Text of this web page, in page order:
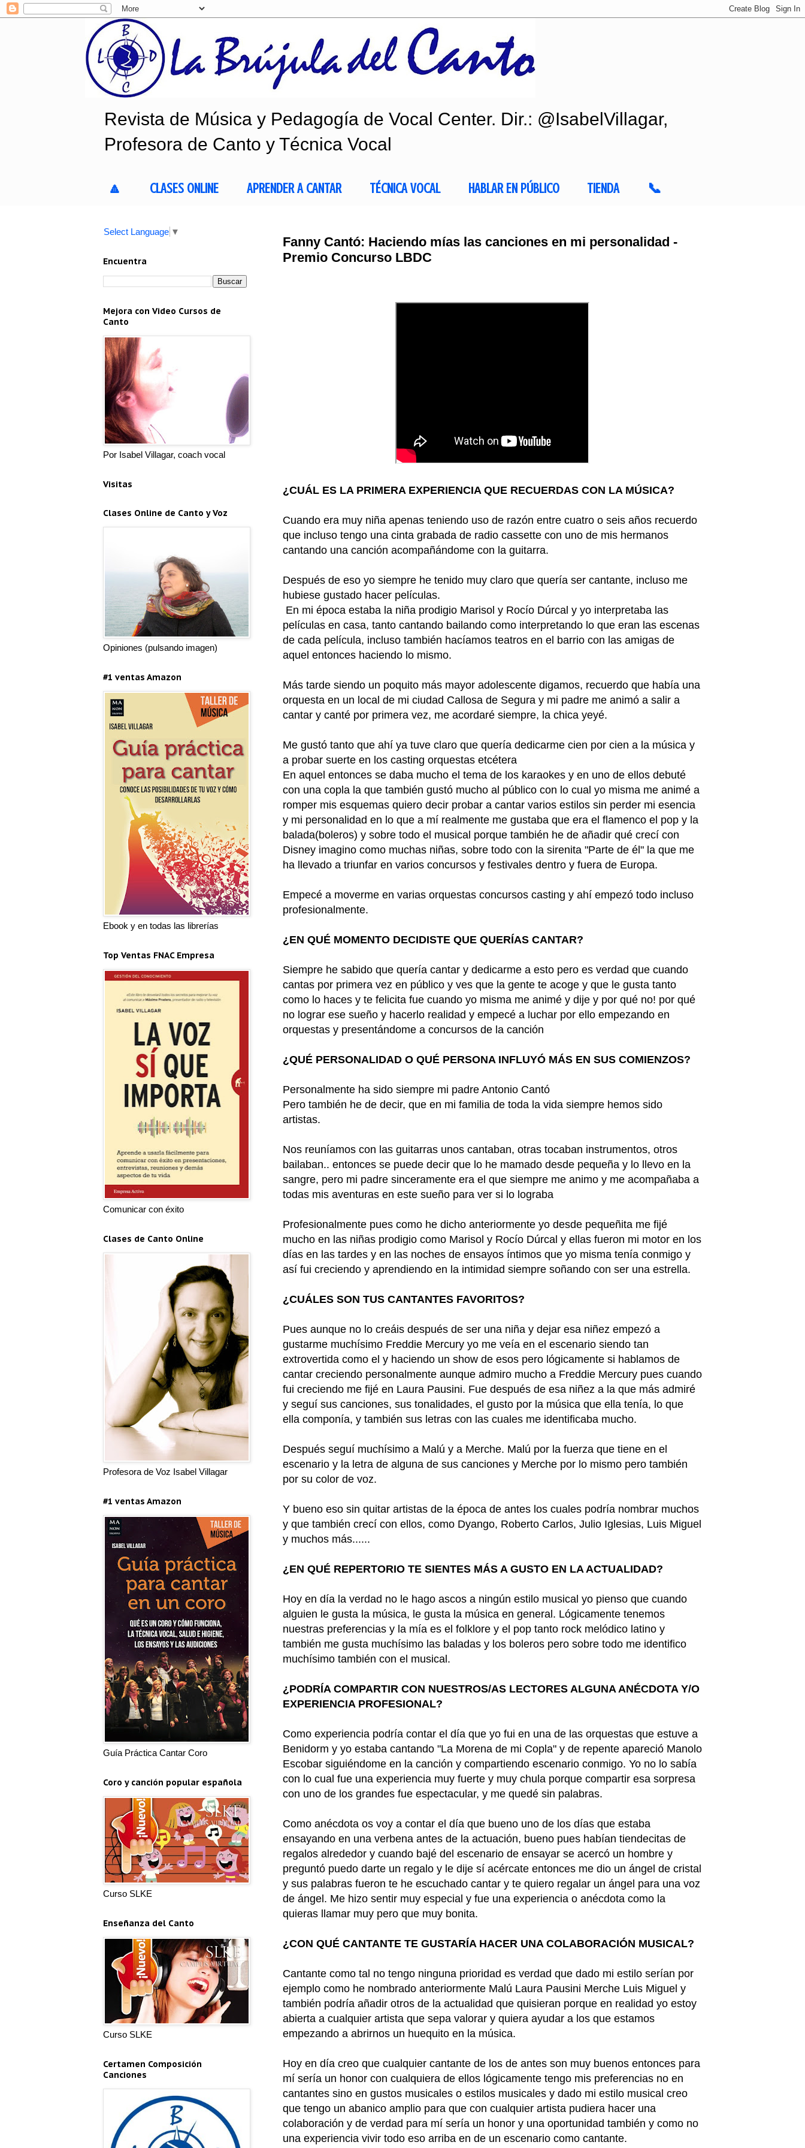
Revista de Música y Pedagogía de Vocal Center. Dir.: @IsabelVillagar,
Profesora de Canto y Técnica Vocal
🔼 CLASES ONLINE APRENDER A CANTAR TÉCNICA VOCAL HABLAR EN PÚBLICO TIENDA 📞
Fanny Cantó: Haciendo mías las canciones en mi personalidad -
Premio Concurso LBDC
¿CUÁL ES LA PRIMERA EXPERIENCIA QUE RECUERDAS CON LA MÚSICA?
Cuando era muy niña apenas teniendo uso de razón entre cuatro o seis años recuerdo
que incluso tengo una cinta grabada de radio cassette con uno de mis hermanos
cantando una canción acompañándome con la guitarra.
Después de eso yo siempre he tenido muy claro que quería ser cantante, incluso me
hubiese gustado hacer películas.
En mi época estaba la niña prodigio Marisol y Rocío Dúrcal y yo interpretaba las
películas en casa, tanto cantando bailando como interpretando lo que eran las escenas
de cada película, incluso también hacíamos teatros en el barrio con las amigas de
aquel entonces haciendo lo mismo.
Más tarde siendo un poquito más mayor adolescente digamos, recuerdo que había una
orquesta en un local de mi ciudad Callosa de Segura y mi padre me animó a salir a
cantar y canté por primera vez, me acordaré siempre, la chica yeyé.
Me gustó tanto que ahí ya tuve claro que quería dedicarme cien por cien a la música y
a probar suerte en los casting orquestas etcétera
En aquel entonces se daba mucho el tema de los karaokes y en uno de ellos debuté
con una copla la que también gustó mucho al público con lo cual yo misma me animé a
romper mis esquemas quiero decir probar a cantar varios estilos sin perder mi esencia
y mi personalidad en lo que a mí realmente me gustaba que era el flamenco el pop y la
balada(boleros) y sobre todo el musical porque también he de añadir qué crecí con
Disney imagino como muchas niñas, sobre todo con la sirenita "Parte de él" la que me
ha llevado a triunfar en varios concursos y festivales dentro y fuera de Europa.
Empecé a moverme en varias orquestas concursos casting y ahí empezó todo incluso
profesionalmente.
¿EN QUÉ MOMENTO DECIDISTE QUE QUERÍAS CANTAR?
Siempre he sabido que quería cantar y dedicarme a esto pero es verdad que cuando
cantas por primera vez en público y ves que la gente te acoge y que le gusta tanto
como lo haces y te felicita fue cuando yo misma me animé y dije y por qué no! por qué
no lograr ese sueño y hacerlo realidad y empecé a luchar por ello empezando en
orquestas y presentándome a concursos de la canción
¿QUÉ PERSONALIDAD O QUÉ PERSONA INFLUYÓ MÁS EN SUS COMIENZOS?
Personalmente ha sido siempre mi padre Antonio Cantó
Pero también he de decir, que en mi familia de toda la vida siempre hemos sido
artistas.
Nos reuníamos con las guitarras unos cantaban, otras tocaban instrumentos, otros
bailaban.. entonces se puede decir que lo he mamado desde pequeña y lo llevo en la
sangre, pero mi padre sinceramente era el que siempre me animo y me acompañaba a
todas mis aventuras en este sueño para ver si lo lograba
Profesionalmente pues como he dicho anteriormente yo desde pequeñita me fijé
mucho en las niñas prodigio como Marisol y Rocío Dúrcal y ellas fueron mi motor en los
días en las tardes y en las noches de ensayos íntimos que yo misma tenía conmigo y
así fui creciendo y aprendiendo en la intimidad siempre soñando con ser una estrella.
¿CUÁLES SON TUS CANTANTES FAVORITOS?
Pues aunque no lo creáis después de ser una niña y dejar esa niñez empezó a
gustarme muchísimo Freddie Mercury yo me veía en el escenario siendo tan
extrovertida como el y haciendo un show de esos pero lógicamente si hablamos de
cantar creciendo personalmente aunque admiro mucho a Freddie Mercury pues cuando
fui creciendo me fijé en Laura Pausini. Fue después de esa niñez a la que más admiré
y seguí sus canciones, sus tonalidades, el gusto por la música que ella tenía, lo que
ella componía, y también sus letras con las cuales me identificaba mucho.
Después seguí muchísimo a Malú y a Merche. Malú por la fuerza que tiene en el
escenario y la letra de alguna de sus canciones y Merche por lo mismo pero también
por su color de voz.
Y bueno eso sin quitar artistas de la época de antes los cuales podría nombrar muchos
y que también crecí con ellos, como Dyango, Roberto Carlos, Julio Iglesias, Luis Miguel
y muchos más......
¿EN QUÉ REPERTORIO TE SIENTES MÁS A GUSTO EN LA ACTUALIDAD?
Hoy en día la verdad no le hago ascos a ningún estilo musical yo pienso que cuando
alguien le gusta la música, le gusta la música en general. Lógicamente tenemos
nuestras preferencias y la mía es el folklore y el pop tanto rock melódico latino y
también me gusta muchísimo las baladas y los boleros pero sobre todo me identifico
muchísimo también con el musical.
¿PODRÍA COMPARTIR CON NUESTROS/AS LECTORES ALGUNA ANÉCDOTA Y/O
EXPERIENCIA PROFESIONAL?
Como experiencia podría contar el día que yo fui en una de las orquestas que estuve a
Benidorm y yo estaba cantando "La Morena de mi Copla" y de repente apareció Manolo
Escobar siguiéndome en la canción y compartiendo escenario conmigo. Yo no lo sabía
con lo cual fue una experiencia muy fuerte y muy chula porque compartir esa sorpresa
con uno de los grandes fue espectacular, y me quedé sin palabras.
Como anécdota os voy a contar el día que bueno uno de los días que estaba
ensayando en una verbena antes de la actuación, bueno pues habían tiendecitas de
regalos alrededor y cuando bajé del escenario de ensayar se acercó un hombre y
preguntó puedo darte un regalo y le dije sí acércate entonces me dio un ángel de cristal
y sus palabras fueron te he escuchado cantar y te quiero regalar un ángel para una voz
de ángel. Me hizo sentir muy especial y fue una experiencia o anécdota como la
quieras llamar muy pero que muy bonita.
¿CON QUÉ CANTANTE TE GUSTARÍA HACER UNA COLABORACIÓN MUSICAL?
Cantante como tal no tengo ninguna prioridad es verdad que dado mi estilo serían por
ejemplo como he nombrado anteriormente Malú Laura Pausini Merche Luis Miguel y
también podría añadir otros de la actualidad que quisieran porque en realidad yo estoy
abierta a cualquier artista que sepa valorar y quiera ayudar a los que estamos
empezando a abrirnos un huequito en la música.
Hoy en día creo que cualquier cantante de los de antes son muy buenos entonces para
mí sería un honor con cualquiera de ellos lógicamente tengo mis preferencias no en
cantantes sino en gustos musicales o estilos musicales y dado mi estilo musical creo
que tengo un abanico amplio para que con cualquier artista pudiera hacer una
colaboración y de verdad para mí sería un honor y una oportunidad también y como no
una experiencia vivir todo eso arriba en de un escenario como cantante.
Select Language ▼
Encuentra
Mejora con Video Cursos de
Canto
Por Isabel Villagar, coach vocal
Visitas
Clases Online de Canto y Voz
Opiniones (pulsando imagen)
#1 ventas Amazon
Ebook y en todas las librerías
Top Ventas FNAC Empresa
Comunicar con éxito
Clases de Canto Online
Profesora de Voz Isabel Villagar
#1 ventas Amazon
Guía Práctica Cantar Coro
Coro y canción popular española
Curso SLKE
Enseñanza del Canto
Curso SLKE
Certamen Composición
Canciones